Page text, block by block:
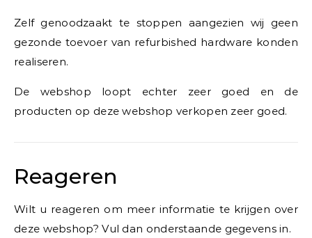
Zelf genoodzaakt te stoppen aangezien wij geen
gezonde toevoer van refurbished hardware konden
realiseren.
De webshop loopt echter zeer goed en de
producten op deze webshop verkopen zeer goed.
Reageren
Wilt u reageren om meer informatie te krijgen over
deze webshop? Vul dan onderstaande gegevens in.